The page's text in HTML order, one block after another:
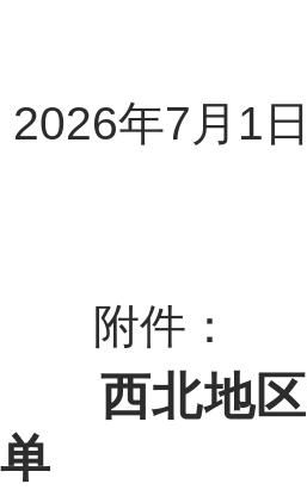
2026年7 月 1 日
附件：
西北地区
单